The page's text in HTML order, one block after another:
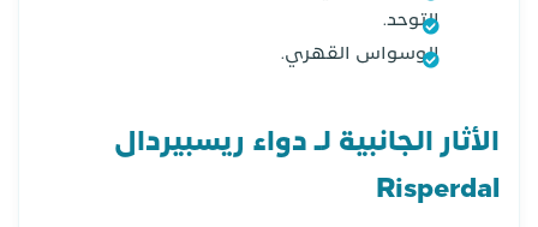
التوحد.
الوسواس القهري.
الأثار الجانبية لـ دواء ريسبيردال
Risperdal